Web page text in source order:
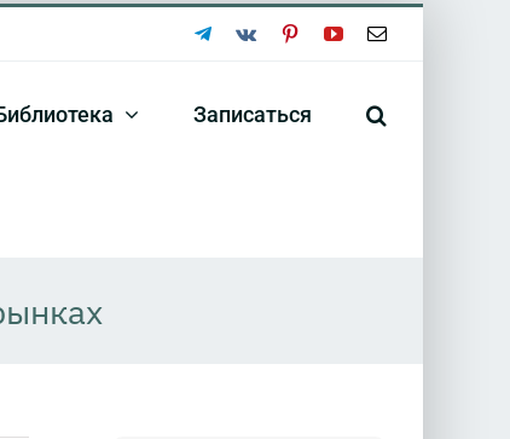
Telegram
Vk PinterestYouTubeEmail
Записаться